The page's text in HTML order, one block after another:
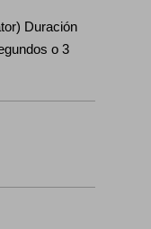
Duración
o 3